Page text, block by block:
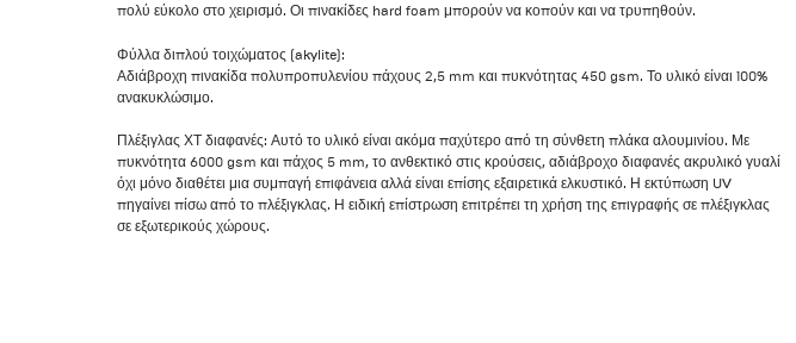
πολύ εύκολο στο χειρισμό. Οι πινακίδες hard foam μπορούν να κοπούν και να τρυπηθούν.
Φύλλα διπλού τοιχώματος (akylite):
Αδιάβροχη πινακίδα πολυπροπυλενίου πάχους 2,5 mm και πυκνότητας 450 gsm. Το υλικό είναι 100%
ανακυκλώσιμο.
Πλέξιγλας ΧΤ διαφανές: Αυτό το υλικό είναι ακόμα παχύτερο από τη σύνθετη πλάκα αλουμινίου. Με
πυκνότητα 6000 gsm και πάχος 5 mm, το ανθεκτικό στις κρούσεις, αδιάβροχο διαφανές ακρυλικό γυαλί
όχι μόνο διαθέτει μια συμπαγή επιφάνεια αλλά είναι επίσης εξαιρετικά ελκυστικό. Η εκτύπωση UV
πηγαίνει πίσω από το πλέξιγκλας. Η ειδική επίστρωση επιτρέπει τη χρήση της επιγραφής σε πλέξιγκλας
σε εξωτερικούς χώρους.